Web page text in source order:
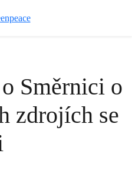
Směrnici o
zdrojích se